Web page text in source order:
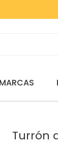
MARCAS
Turrón